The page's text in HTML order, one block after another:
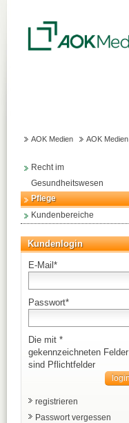
AOK Medien AOK Medien
Recht im
Gesundheitswesen
Pflege
Kundenbereiche
Kundenlogin
E-Mail *
Passwort*
Die mit *
gekennzeichneten Felder
sind Pflichtfelder
registrieren
Passwort vergessen